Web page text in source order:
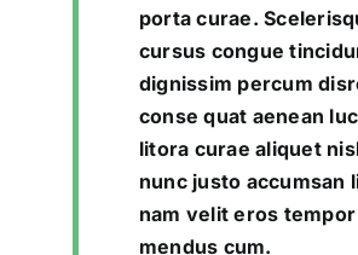
porta curae.
cursus congue
dignissim percum
conse quat aenean
litora curae aliquet
nunc justo accumsan
nam velit eros tempor
mendus cum.